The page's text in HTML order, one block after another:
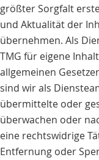
größter Sorgfalt
und Aktualität der
übernehmen. Als
TMG für eigene
allgemeinen
sind wir als
übermittelte oder
überwachen oder
eine rechtswidrige
Entfernung oder